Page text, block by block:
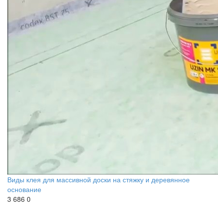
Виды клея для массивной доски на стяжку и деревянное
основание
3 686 0